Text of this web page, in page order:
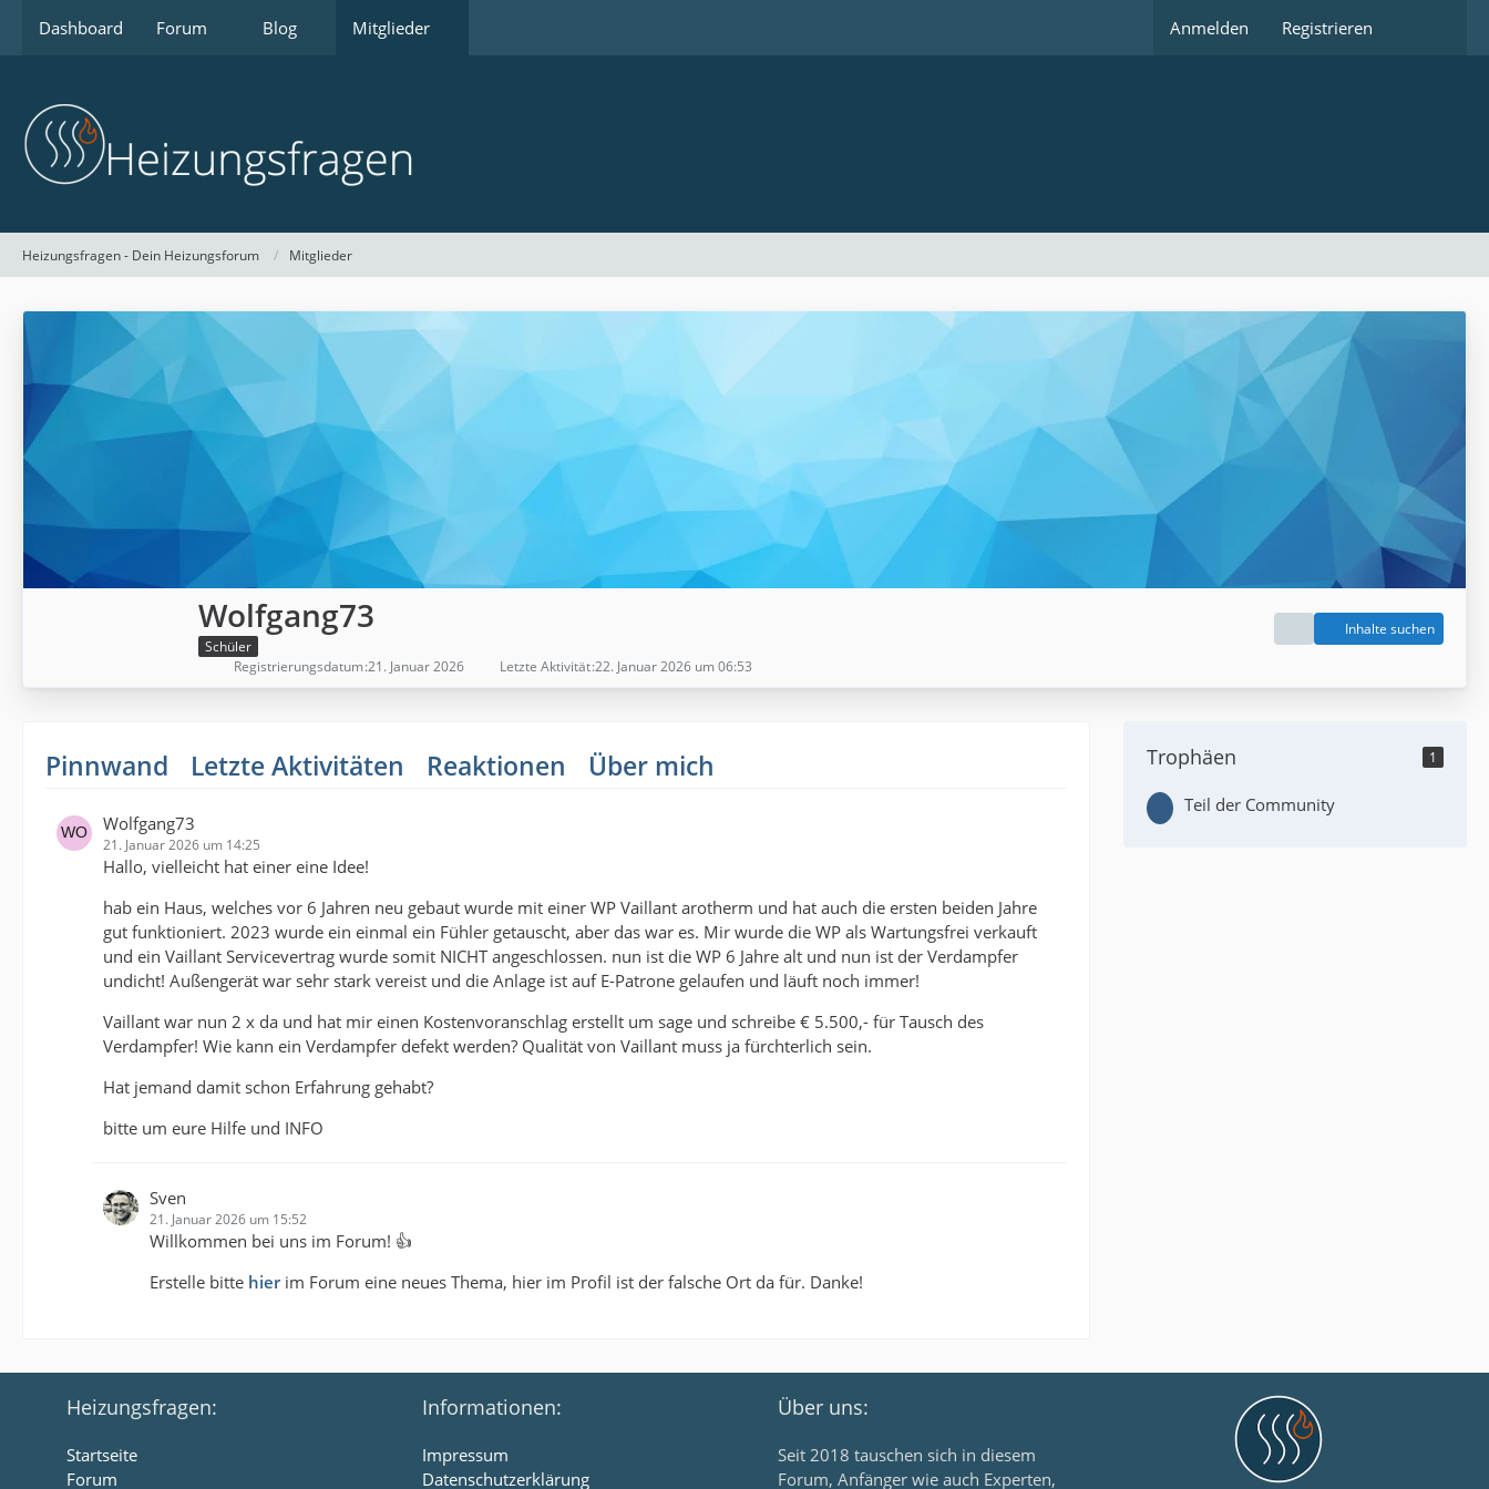
Dashboard Forum Blog Mitglieder Anmelden Registrieren
Heizungsfragen - Dein Heizungsforum Mitglieder
Wolfgang73
Schüler
Inhalte suchen
Registrierungsdatum 21. Januar 2026 Letzte Aktivität 22. Januar 2026 um 06:53
Pinnwand Letzte Aktivitäten Reaktionen Über mich
Wolfgang73
21. Januar 2026 um 14:25
Hallo, vielleicht hat einer eine Idee!
hab ein Haus, welches vor 6 Jahren neu gebaut wurde mit einer WP Vaillant arotherm und hat auch die ersten beiden Jahre
gut funktioniert. 2023 wurde ein einmal ein Fühler getauscht, aber das war es. Mir wurde die WP als Wartungsfrei verkauft
und ein Vaillant Servicevertrag wurde somit NICHT angeschlossen. nun ist die WP 6 Jahre alt und nun ist der Verdampfer
undicht! Außengerät war sehr stark vereist und die Anlage ist auf E-Patrone gelaufen und läuft noch immer!
Vaillant war nun 2 x da und hat mir einen Kostenvoranschlag erstellt um sage und schreibe € 5.500,- für Tausch des
Verdampfer! Wie kann ein Verdampfer defekt werden? Qualität von Vaillant muss ja fürchterlich sein.
Hat jemand damit schon Erfahrung gehabt?
bitte um eure Hilfe und INFO
Sven
21. Januar 2026 um 15:52
Willkommen bei uns im Forum! 👍
Erstelle bitte hierim Forum eine neues Thema, hier im Profil ist der falsche Ort da für. Danke!
Trophäen 1
Teil der Community
Heizungsfragen:
Startseite
Forum
Informationen:
Impressum
Datenschutzerklärung
Über uns:
Seit 2018 tauschen sich in diesem
Forum, Anfänger wie auch Experten,